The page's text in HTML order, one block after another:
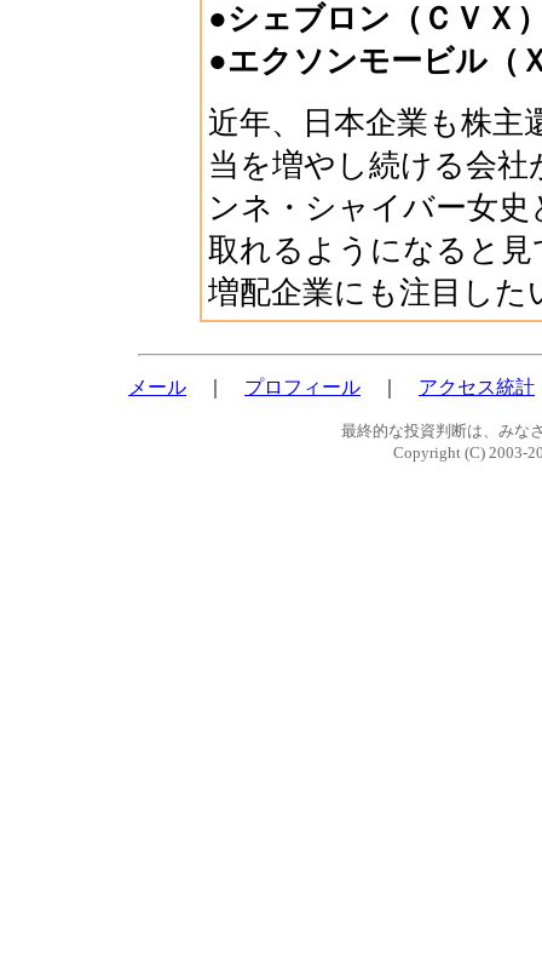
●シェブロン（ＣＶＸ
●エクソンモービル（
近年、日本企業も株主
当を増やし続ける会
ンネ・シャイバー女
取れるようになると
増配企業にも注目した
メール プロフィール アクセス統計
最終的な投資判断は、みな
Copyright (C) 2003-